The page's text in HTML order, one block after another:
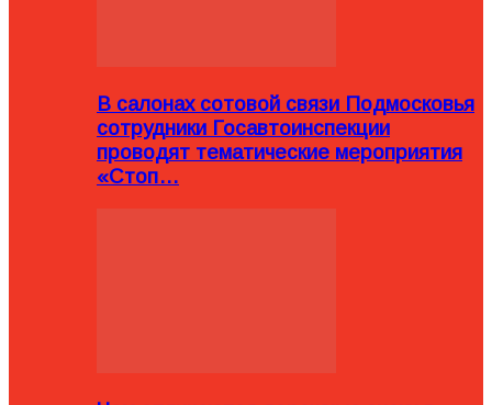
В салонах сотовой связи Подмосковья
сотрудники Госавтоинспекции
проводят тематические мероприятия
«Стоп…